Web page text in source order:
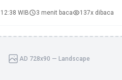
WIB 3 menit baca 137x dibaca
AD 728x90 — Landscape